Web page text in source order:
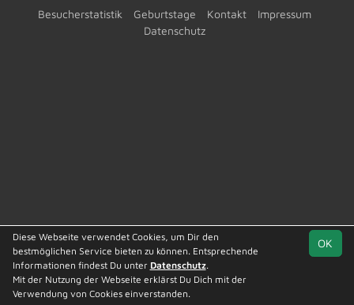
Team
1. Kreisklasse
St. 2
Spielplan
Besucherstatistik Geburtstage Kontakt
Impressum
Datenschutz
OK
Diese Webseite verwendet Cookies, um Dir den
bestmöglichen Service bieten zu können. Entsprechende
Informationen findest Du unter Datenschutz.
Mit der Nutzung der Webseite erklärst Du Dich mit der
Verwendung von Cookies einverstanden.